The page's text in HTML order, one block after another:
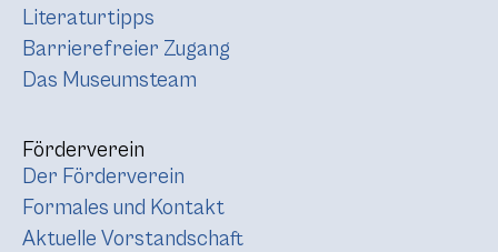
Literaturtipps
Barrierefreier Zugang
Das Museumsteam
Förderverein
Der Förderverein
Formales und Kontakt
Aktuelle Vorstandschaft